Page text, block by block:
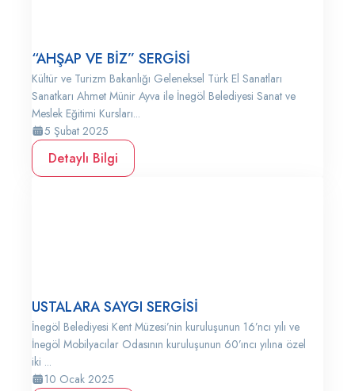
“AHŞAP VE BİZ” SERGİSİ
Kültür ve Turizm Bakanlığı Geleneksel Türk El Sanatları
Sanatkarı Ahmet Münir Ayva ile İnegöl Belediyesi Sanat ve
Meslek Eğitimi Kursları...
5 Şubat 2025
Detaylı Bilgi
USTALARA SAYGI SERGİSİ
İnegöl Belediyesi Kent Müzesi’nin kuruluşunun 16’ncı yılı ve
İnegöl Mobilyacılar Odasının kuruluşunun 60’ıncı yılına özel
iki ...
10 Ocak 2025